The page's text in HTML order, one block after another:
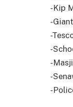
-Kip
-Giant
-
-
-
-
-